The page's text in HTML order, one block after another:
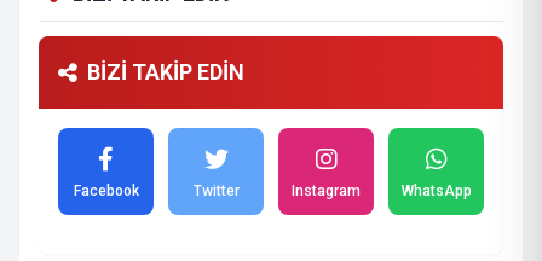
BİZİ TAKİP EDİN
Facebook Twitter Instagram WhatsApp